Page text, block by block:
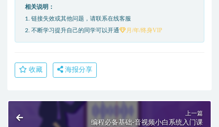
相关说明：
1. 链接失效或其他问题，请联系在线客服
2. 不断学习提升自己的同学可以开通
月/年/终身VIP
收藏 海报分享
上一篇
编程必备基础-音视频小白系统入门课